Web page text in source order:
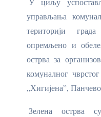
управљања
територији
опремљено и
острва за
комуналног
„Хигијена”,
Зелена острва